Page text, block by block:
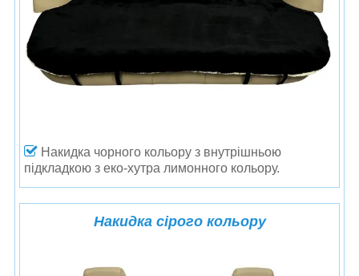
Накидка чорного кольору з внутрішньою
підкладкою з еко-хутра лимонного кольору.
Накидка сірого кольору